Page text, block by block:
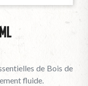
de Bois de
fluide.